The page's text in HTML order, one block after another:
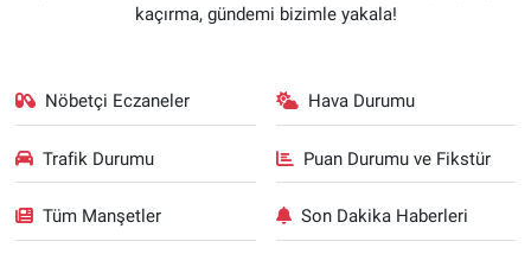
kaçırma, gündemi bizimle yakala!
Nöbetçi Eczaneler Hava Durumu
Trafik Durumu Puan Durumu ve Fikstür
Tüm Manşetler Son Dakika Haberleri